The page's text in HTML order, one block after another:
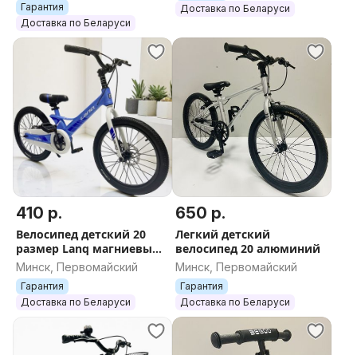
Гарантия
Доставка по Беларуси
Доставка по Беларуси
410 р.
Велосипед детский 20
размер Lanq магниевый
сплав
Минск, Первомайский
Гарантия
Доставка по Беларуси
650 р.
Легкий детский
велосипед 20 алюминий
Минск, Первомайский
Гарантия
Доставка по Беларуси